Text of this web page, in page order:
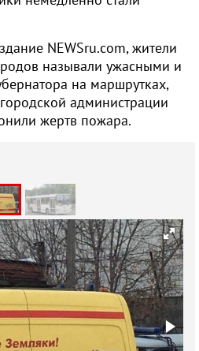
NEWSru.com, жители
называли ужасными и
на маршрутках,
администрации
жертв пожара.